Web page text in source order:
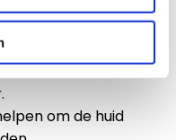
exfoliatie en
bijdraagt aan
acne uitbraken en
om de huid